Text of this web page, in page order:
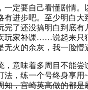
定要自己看懂剧情
进步吧。至少明白
完了还没搞明白到底
玩家补课……说起来只
火的余灰，我一脸懵
意味着多周目不能
，练一个号终身享
知，宫崎英高做的都是